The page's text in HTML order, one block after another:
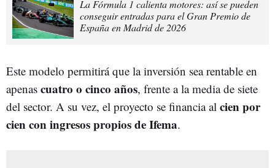
La Fórmula 1 calienta motores: así se pueden
conseguir entradas para el Gran Premio de
España en Madrid de 2026
Este modelo permitirá que la inversión sea rentable en
apenas cuatro o cinco años, frente a la media de siete
del sector. A su vez, el proyecto se financia al cien por
cien con ingresos propios de Ifema.